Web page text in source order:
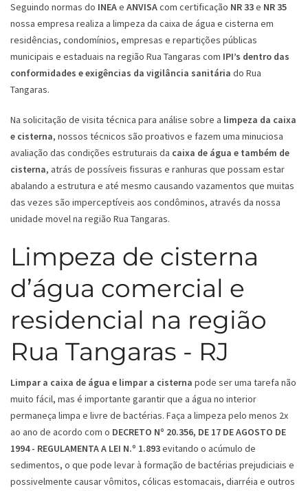
Seguindo normas do INEAe ANVISAcom certificação NR 33e NR 35
nossa empresa realiza a limpeza da caixa de água e cisterna em
residências, condomínios, empresas e repartições públicas
municipais e estaduais na região Rua Tangaras com IPI’s dentro das
conformidades e exigências da vigilância sanitária do Rua
Tangaras.
Na solicitação de visita técnica para análise sobre a limpeza da caixa
e cisterna, nossos técnicos são proativos e fazem uma minuciosa
avaliação das condições estruturais da caixa de água e também de
cisterna, atrás de possíveis fissuras e ranhuras que possam estar
abalando a estrutura e até mesmo causando vazamentos que muitas
das vezes são imperceptíveis aos condôminos, através da nossa
unidade movel na região Rua Tangaras.
Limpeza de cisterna
d’água comercial e
residencial na região
Rua Tangaras - RJ
Limpar a caixa de água e limpar a cisterna pode ser uma tarefa não
muito fácil, mas é importante garantir que a água no interior
permaneça limpa e livre de bactérias. Faça a limpeza pelo menos 2x
ao ano de acordo com o DECRETO Nº 20.356, DE 17 DE AGOSTO DE
1994 - REGULAMENTA A LEI N.º 1.893evitando o acúmulo de
sedimentos, o que pode levar à formação de bactérias prejudiciais e
possivelmente causar vômitos, cólicas estomacais, diarréia e outros